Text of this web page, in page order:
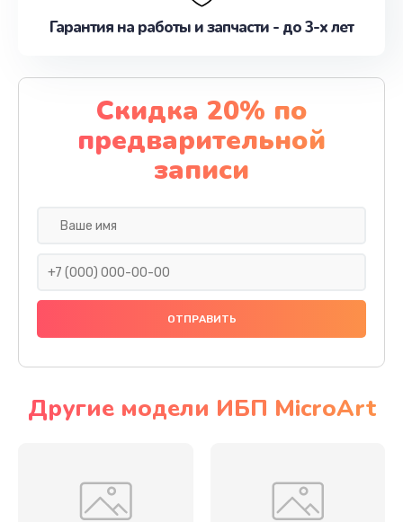
Гарантия на работы и запчасти - до 3-х лет
Скидка 20% по
предварительной
записи
Другие модели ИБП MicroArt